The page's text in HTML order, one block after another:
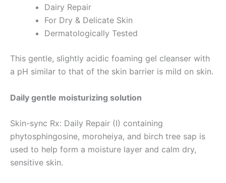
Dairy Repair
For Dry & Delicate Skin
Dermatologically Tested
This gentle, slightly acidic foaming gel cleanser with
a pH similar to that of the skin barrier is mild on skin.
Daily gentle moisturizing solution
Skin-sync Rx: Daily Repair (I) containing
phytosphingosine, moroheiya, and birch tree sap is
used to help form a moisture layer and calm dry,
sensitive skin.